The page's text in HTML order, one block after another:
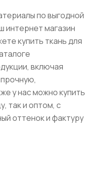
по выгодной
интернет магазин
купить ткань для
включая
у нас можно купить
так и оптом, с
оттенок и фактуру